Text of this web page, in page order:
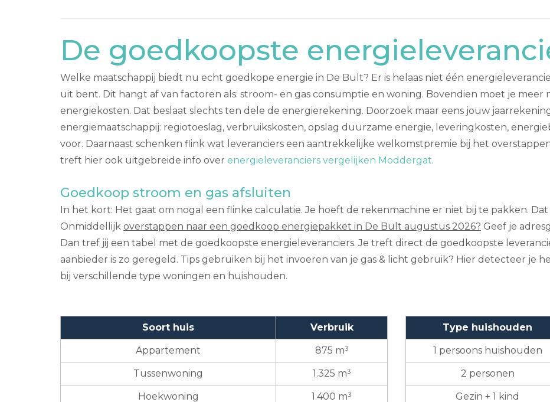
De goedkoopste
Welke maatschappij biedt nu echt goedkope energie in De Bult? Er is helaas niet één
uit bent. Dit hangt af van factoren als: stroom- en gas consumptie en woning. Bovendien moet je
energiekosten. Dat beslaat slechts ten dele de energierekening. Doorzoek maar eens jouw
energiemaatschappij: regiotoeslag, verbruikskosten, opslag duurzame energie, leveringkosten,
voor. Daarnaast schenken flink wat leveranciers een aantrekkelijke welkomstpremie bij het
treft hier ook uitgebreide info over energieleveranciers vergelijken Moddergat.
Goedkoop stroom en gas afsluiten
In het kort: Het gaat om nogal een flinke calculatie. Je hoeft de rekenmachine er niet bij te pakken.
Onmiddellijk overstappen naar een goedkoop energiepakket in De Bult augustus 2026? Geef je
Dan tref jij een tabel met de goedkoopste energieleveranciers. Je treft direct de goedkoopste
aanbieder is zo geregeld. Tips gebruiken bij het invoeren van je gas & licht gebruik? Hier detecteer je
bij verschillende type woningen en huishouden.
Soort huis Verbruik
Appartement 875 m³
Tussenwoning 1.325 m³
Hoekwoning 1.400 m³
Type huishouden
1 persoons huishouden
2 personen
Gezin + 1 kind